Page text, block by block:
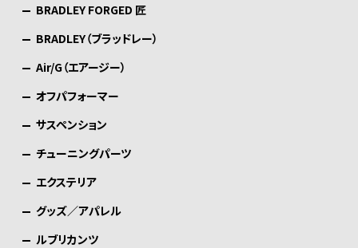
BRADLEY FORGED 匠
BRADLEY（ブラッドレー）
Air/G（エアージー）
オフパフォーマー
サスペンション
チューニングパーツ
エクステリア
グッズ／アパレル
ルブリカンツ